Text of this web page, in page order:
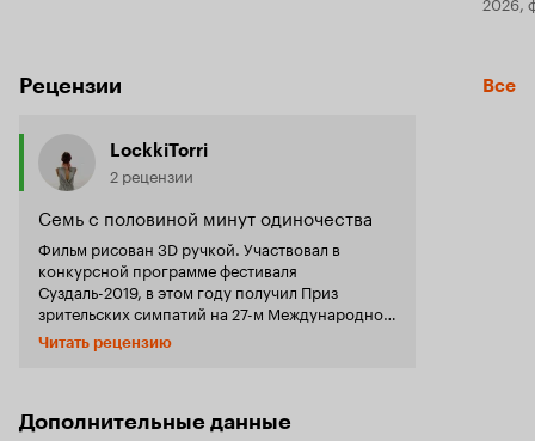
Рецензии Все
LockkiTorri
2 рецензии
Семь с половиной минут одиночества
Фильм рисован 3D ручкой. Участвовал в
конкурсной программе фестиваля
Суздаль-2019, в этом году получил Приз
зрительских симпатий на 27-м Международном
фестивале анимации в Штутгарте. Любопытно,
что из-за пандемии фестиваль проводился
особенно в рамках самого маленького
Читать рецензию
Дополнительные данные